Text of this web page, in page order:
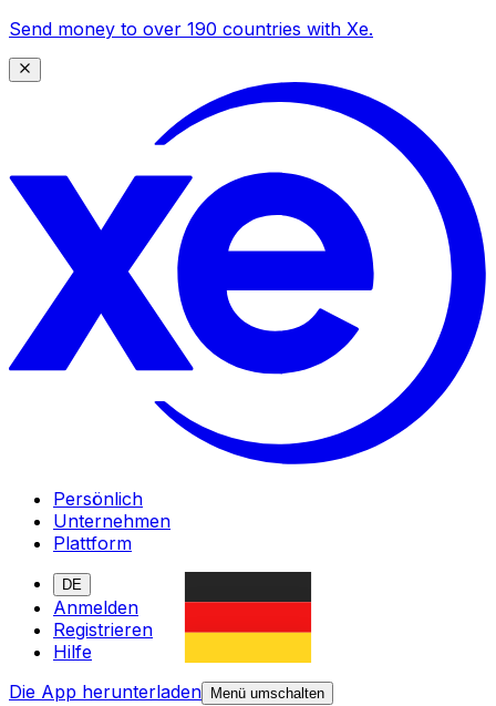
Send money to over 190 countries with Xe.
Persönlich
Unternehmen
Plattform
DE
Anmelden
Registrieren
Hilfe
Die App herunterladen
Menü umschalten